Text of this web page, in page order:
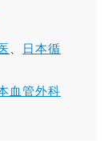
日本循
血管外科